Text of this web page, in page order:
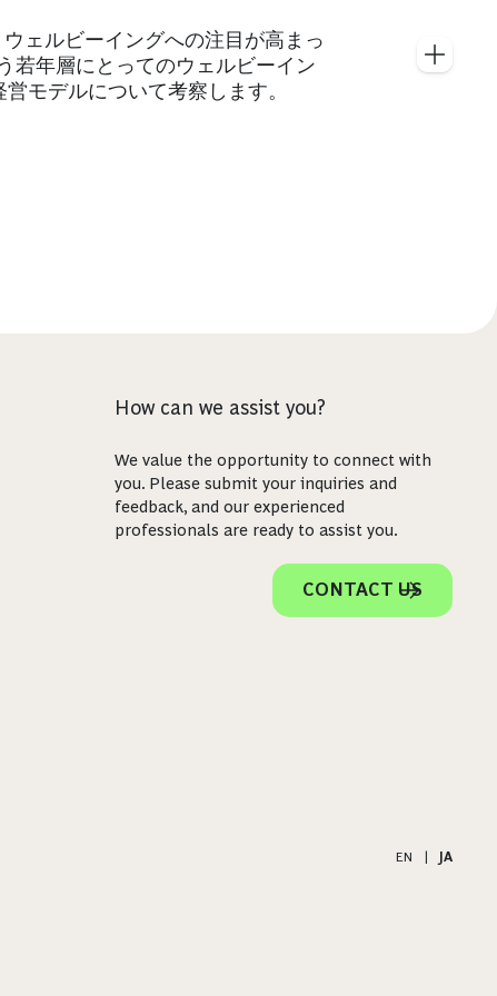
ェルビーイングへの注目が高まっ
若年層にとってのウェルビーイン
モデルについて考察します。
How can we assist you?
We value the opportunity to connect with
you. Please submit your inquiries and
feedback, and our experienced
professionals are ready to assist you.
CONTACT US
EN
JA